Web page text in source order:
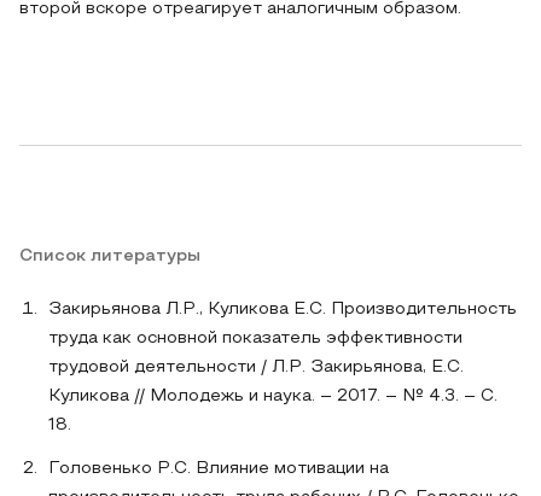
второй вскоре отреагирует аналогичным образом.
Список литературы
Закирьянова Л.Р., Куликова Е.С. Производительность
труда как основной показатель эффективности
трудовой деятельности / Л.Р. Закирьянова, Е.С.
Куликова // Молодежь и наука. – 2017. – № 4.3. – С.
18.
Головенько Р.С. Влияние мотивации на